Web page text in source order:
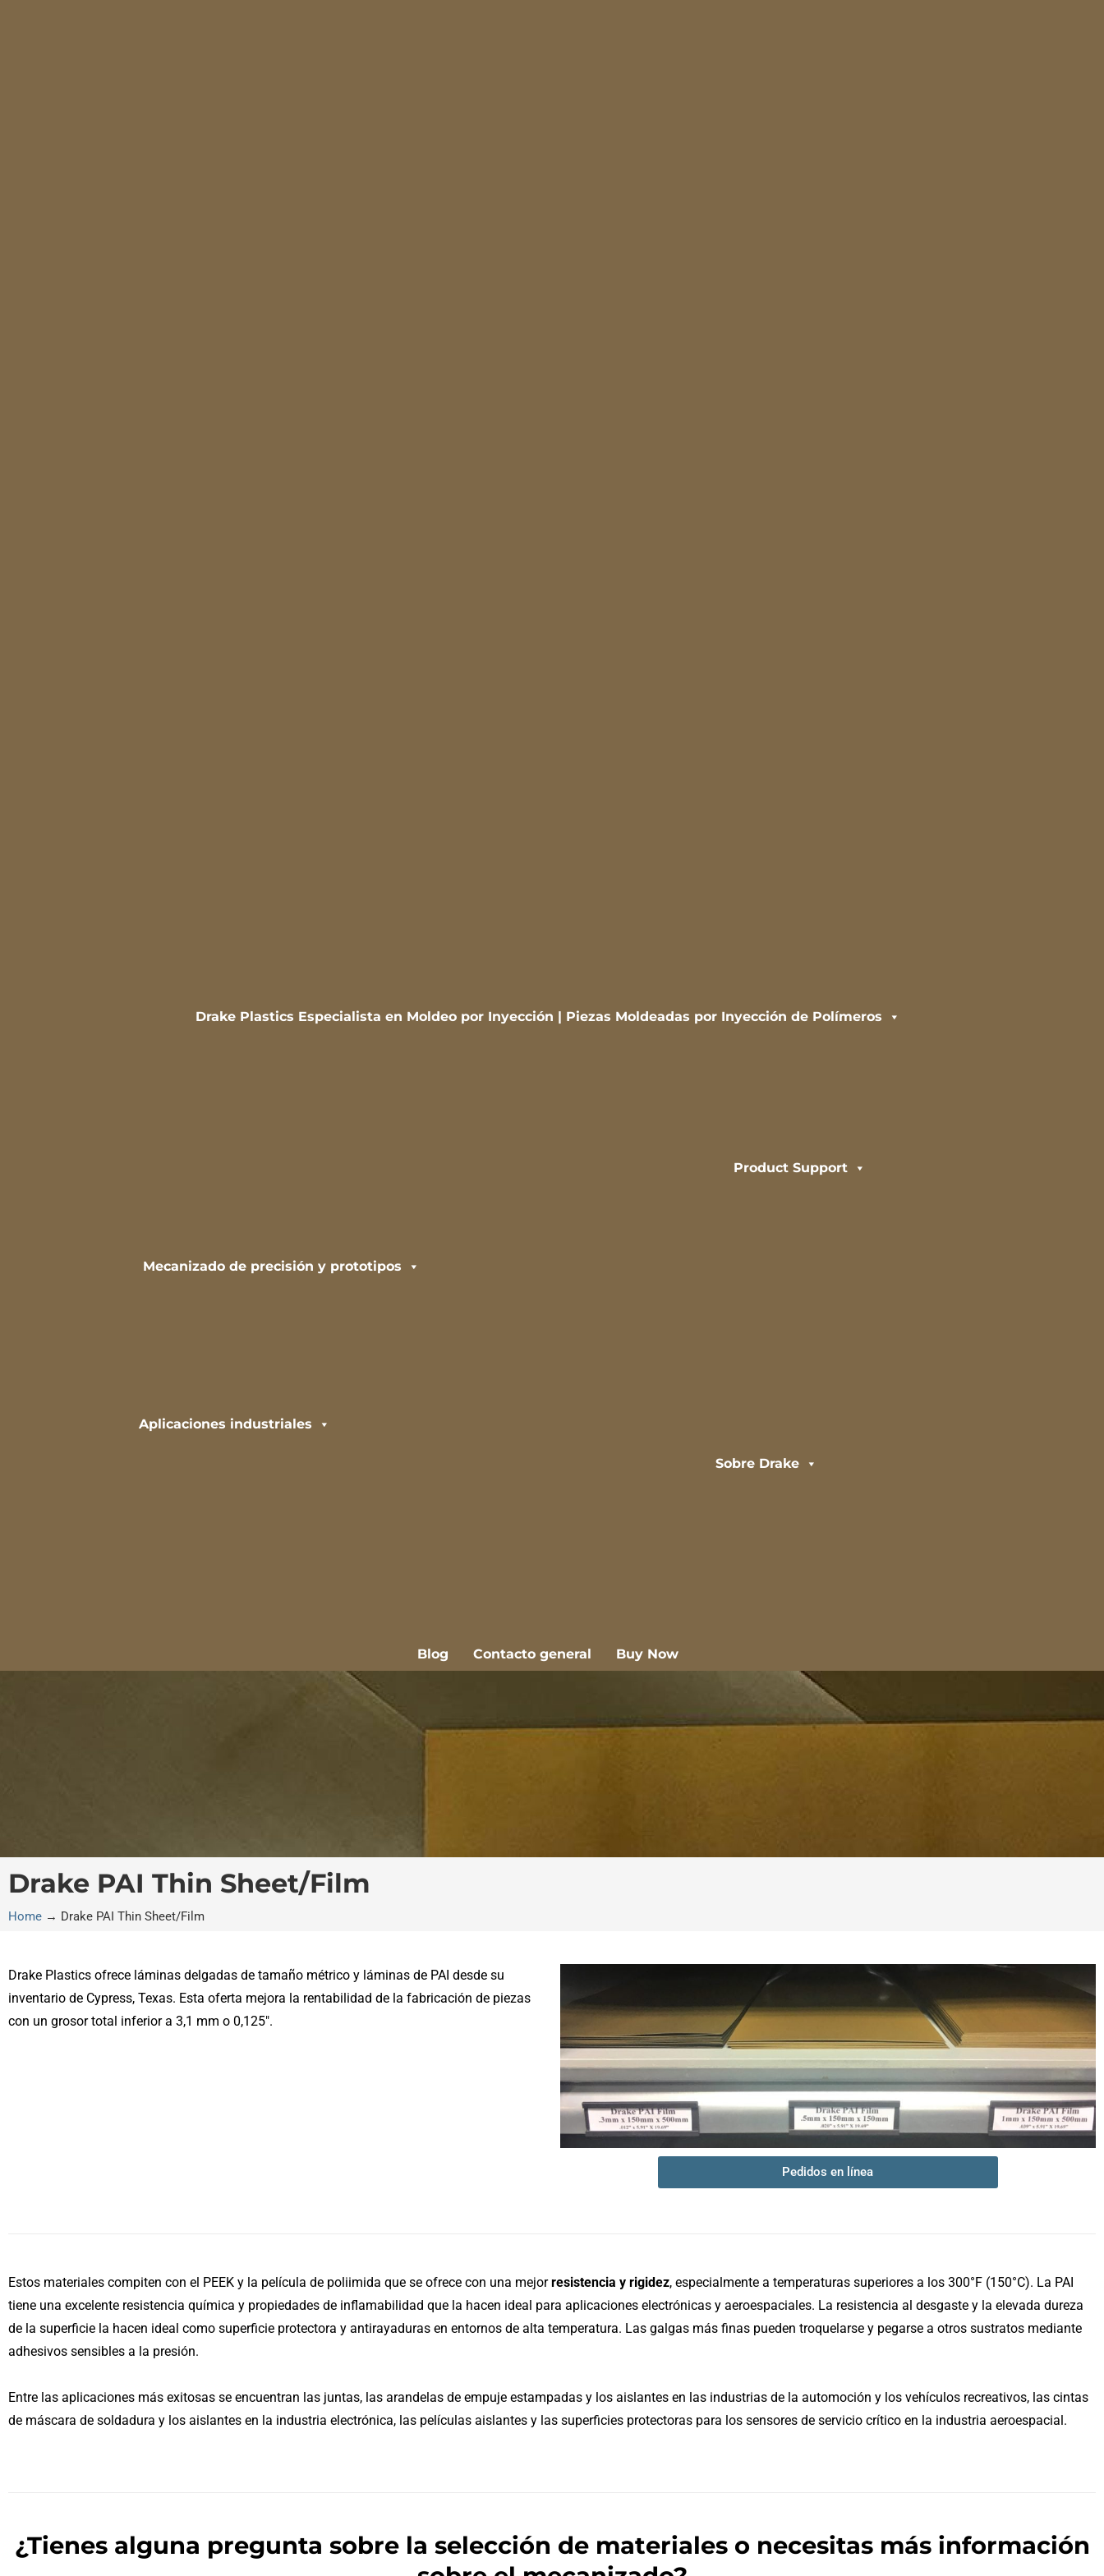
Drake Plastics Especialista en Moldeo por Inyección | Piezas Moldeadas por Inyección de Polímeros
Mecanizado de precisión y prototipos
Product Support
Aplicaciones industriales
Sobre Drake
Blog Contacto general Buy Now
Drake PAI Thin Sheet/Film
Home → Drake PAI Thin Sheet/Film
Drake Plastics ofrece láminas delgadas de tamaño métrico y láminas de PAI desde su
inventario de Cypress, Texas. Esta oferta mejora la rentabilidad de la fabricación de piezas
con un grosor total inferior a 3,1 mm o 0,125″.
Pedidos en línea
Estos materiales compiten con el PEEK y la película de poliimida que se ofrece con una mejorresistencia y rigidez, especialmente a temperaturas superiores a los 300°F (150°C). La PAI
tiene una excelente resistencia química y propiedades de inflamabilidad que la hacen ideal para aplicaciones electrónicas y aeroespaciales. La resistencia al desgaste y la elevada dureza
de la superficie la hacen ideal como superficie protectora y antirayaduras en entornos de alta temperatura. Las galgas más finas pueden troquelarse y pegarse a otros sustratos mediante
adhesivos sensibles a la presión.
Entre las aplicaciones más exitosas se encuentran las juntas, las arandelas de empuje estampadas y los aislantes en las industrias de la automoción y los vehículos recreativos, las cintas
de máscara de soldadura y los aislantes en la industria electrónica, las películas aislantes y las superficies protectoras para los sensores de servicio crítico en la industria aeroespacial.
¿Tienes alguna pregunta sobre la selección de materiales o necesitas más información